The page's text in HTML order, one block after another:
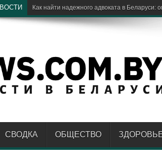
Э
СВОДКА ОБЩЕСТВО